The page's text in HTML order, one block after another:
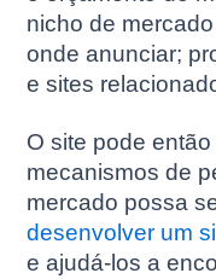
nicho de
onde anunciar;
e sites
O site pode
mecanismos de
mercado possa
desenvolver um
e ajudá-los a